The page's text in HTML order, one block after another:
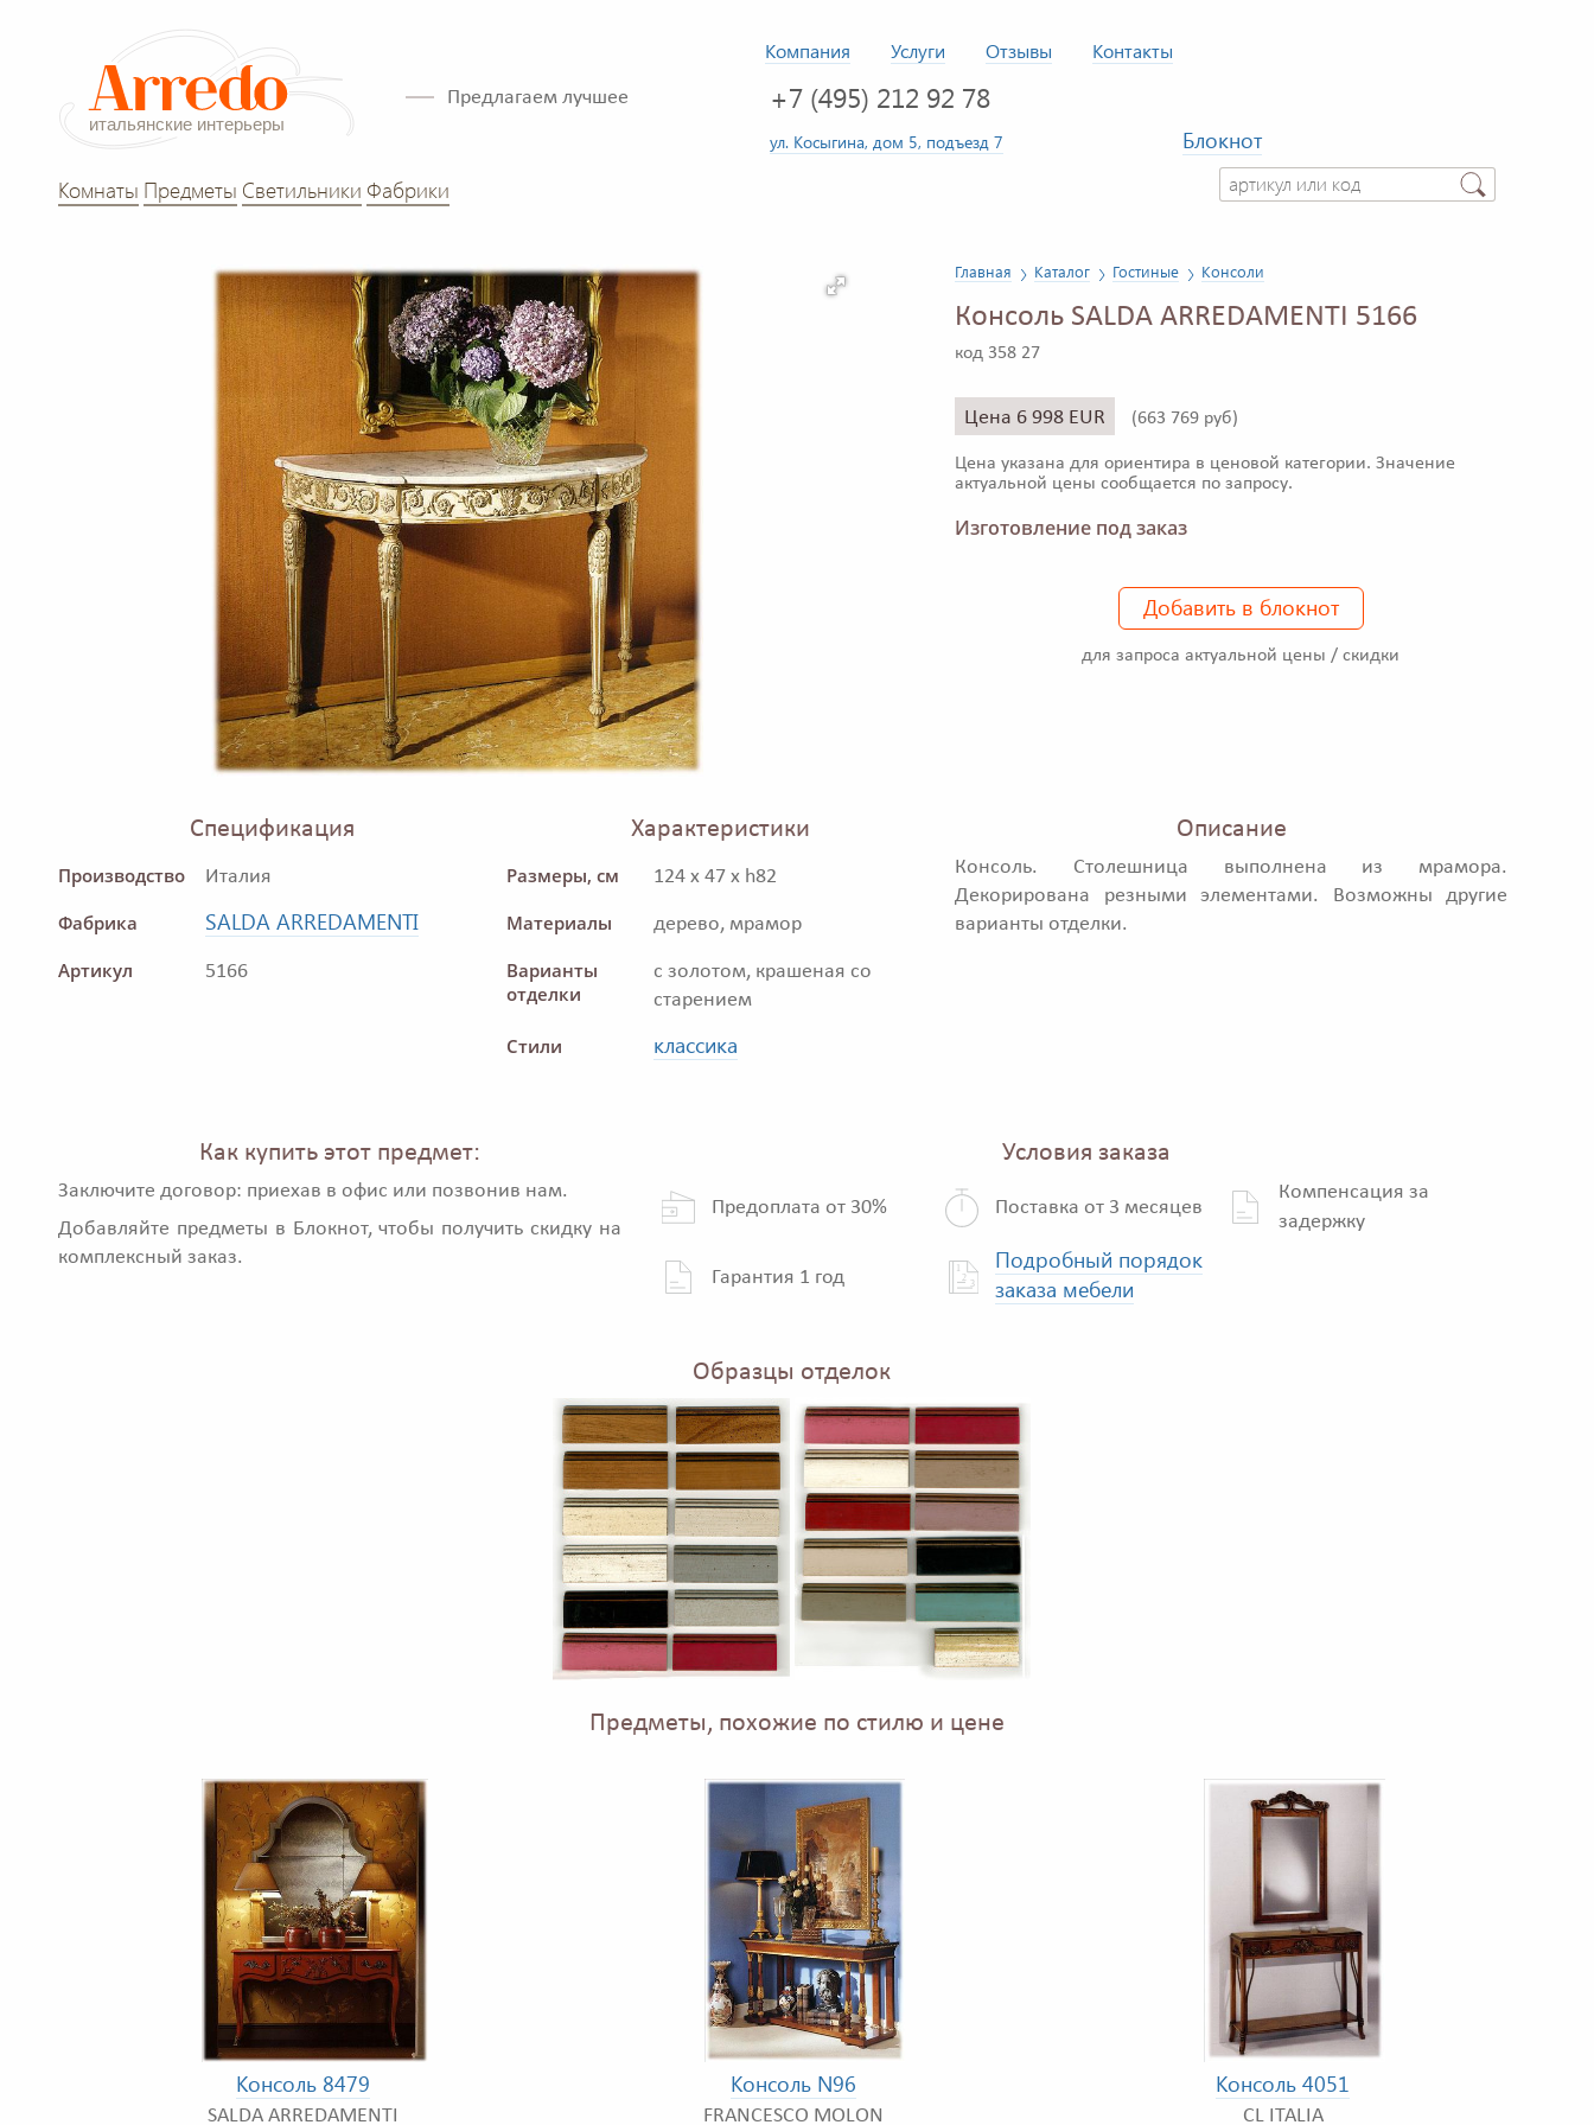
Компания Услуги Отзывы Контакты
Предлагаем лучшее +7 (495) 212 92 78
ул. Косыгина, дом 5, подъезд 7
Блокнот
Комнаты Предметы Светильники Фабрики
Главная Каталог Гостиные Консоли
Консоль SALDA ARREDAMENTI 5166
код 358 27
Цена 6 998 EUR (663 769 руб)
Цена указана для ориентира в ценовой категории. Значение
актуальной цены сообщается по запросу.
Изготовление под заказ
Добавить в блокнот
для запроса актуальной цены / скидки
Спецификация
Производство Италия
Фабрика SALDA ARREDAMENTI
Артикул 5166
Характеристики
Размеры, см 124 x 47 x h82
Материалы дерево, мрамор
Варианты
отделки
с золотом, крашеная со
старением
Стили классика
Описание
Консоль. Столешница выполнена из мрамора.
Декорирована резными элементами. Возможны другие
варианты отделки.
Как купить этот предмет:
Заключите договор: приехав в офис или позвонив нам.
Добавляйте предметы в Блокнот, чтобы получить скидку на
комплексный заказ.
Условия заказа
Предоплата от 30% Поставка от 3 месяцев
Компенсация за
задержку
Гарантия 1 год
Подробный порядок
заказа мебели
Образцы отделок
Предметы, похожие по стилю и цене
Консоль 8479
SALDA ARREDAMENTI
Консоль N96
FRANCESCO MOLON
Консоль 4051
CL ITALIA